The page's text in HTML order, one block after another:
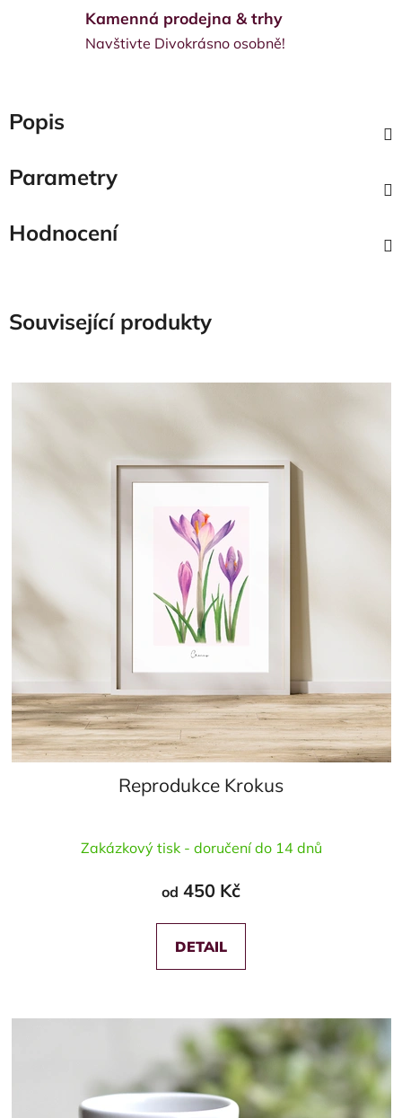
Kamenná prodejna & trhy
Navštivte Divokrásno osobně!
Popis
Parametry
Hodnocení
Související produkty
Reprodukce Krokus
Zakázkový tisk - doručení do 14 dnů
od 450 Kč
DETAIL